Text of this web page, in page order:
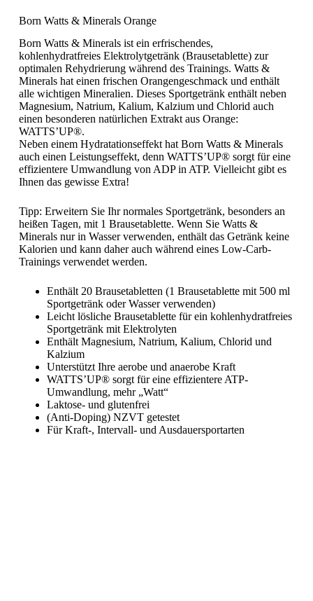
Born Watts & Minerals Orange
Born Watts & Minerals ist ein erfrischendes,
kohlenhydratfreies Elektrolytgetränk (Brausetablette) zur
optimalen Rehydrierung während des Trainings. Watts &
Minerals hat einen frischen Orangengeschmack und enthält
alle wichtigen Mineralien. Dieses Sportgetränk enthält neben
Magnesium, Natrium, Kalium, Kalzium und Chlorid auch
einen besonderen natürlichen Extrakt aus Orange:
WATTS’UP®.
Neben einem Hydratationseffekt hat Born Watts & Minerals
auch einen Leistungseffekt, denn WATTS’UP® sorgt für eine
effizientere Umwandlung von ADP in ATP. Vielleicht gibt es
Ihnen das gewisse Extra!
Tipp: Erweitern Sie Ihr normales Sportgetränk, besonders an
heißen Tagen, mit 1 Brausetablette. Wenn Sie Watts &
Minerals nur in Wasser verwenden, enthält das Getränk keine
Kalorien und kann daher auch während eines Low-Carb-
Trainings verwendet werden.
Enthält 20 Brausetabletten (1 Brausetablette mit 500 ml
Sportgetränk oder Wasser verwenden)
Leicht lösliche Brausetablette für ein kohlenhydratfreies
Sportgetränk mit Elektrolyten
Enthält Magnesium, Natrium, Kalium, Chlorid und
Kalzium
Unterstützt Ihre aerobe und anaerobe Kraft
WATTS’UP® sorgt für eine effizientere ATP-
Umwandlung, mehr „Watt“
Laktose- und glutenfrei
(Anti-Doping) NZVT getestet
Für Kraft-, Intervall- und Ausdauersportarten